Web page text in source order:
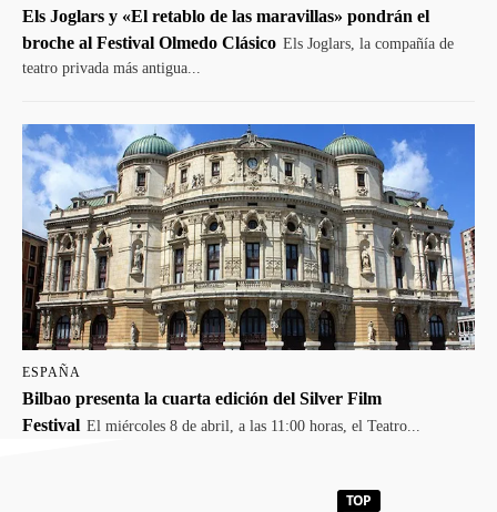
Els Joglars y «El retablo de las maravillas» pondrán el
broche al Festival Olmedo Clásico Els Joglars, la compañía de
teatro privada más antigua...
ESPAÑA
Bilbao presenta la cuarta edición del Silver Film
Festival El miércoles 8 de abril, a las 11:00 horas, el Teatro...
TOP